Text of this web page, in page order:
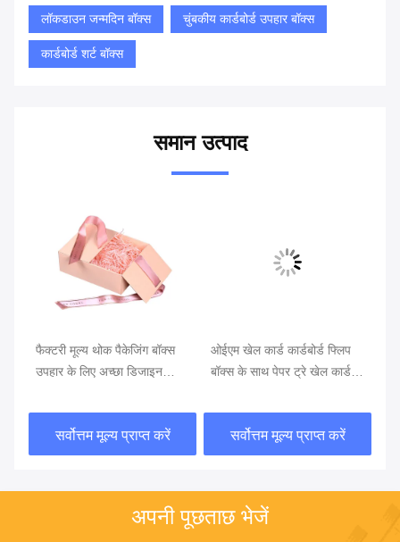
लॉकडाउन जन्मदिन बॉक्स चुंबकीय कार्डबोर्ड उपहार बॉक्स
कार्डबोर्ड शर्ट बॉक्स
समान उत्पाद
फैक्टरी मूल्य थोक पैकेजिंग बॉक्स
उपहार के लिए अच्छा डिजाइन
सर्वोत्तम मूल्य प्राप्त करें
ओईएम खेल कार्ड कार्डबोर्ड फ्लिप
बॉक्स के साथ पेपर ट्रे खेल कार्ड
सर्वोत्तम मूल्य प्राप्त करें
अपनी पूछताछ भेजें